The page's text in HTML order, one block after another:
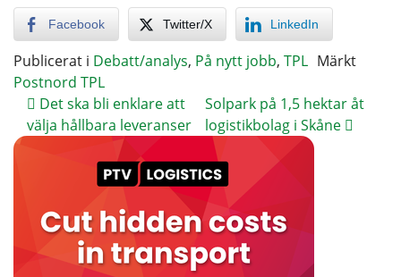
Facebook Twitter/X LinkedIn
Publicerat i Debatt/analys, På nytt jobb, TPL Märkt
Postnord TPL
Det ska bli enklare att
välja hållbara leveranser
Solpark på 1,5 hektar åt
logistikbolag i Skåne